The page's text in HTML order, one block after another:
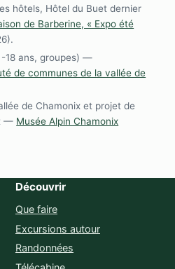
hôtels, Hôtel du Buet dernier
de Barberine, « Expo été
18 ans, groupes) —
de communes de la vallée de
de Chamonix et projet de
— Musée Alpin Chamonix
Découvrir
Que faire
Excursions autour
Randonnées